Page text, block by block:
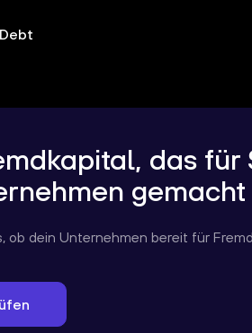
das für
gemacht
ob dein Unternehmen bereit für